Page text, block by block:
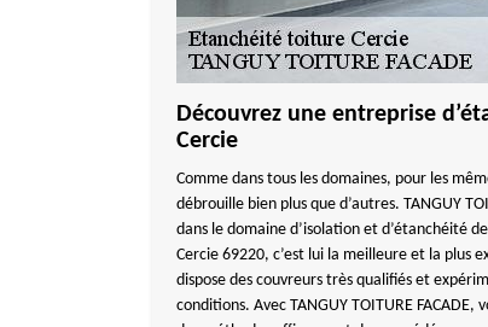
Découvrez une entreprise
Cercie
Comme dans tous les domaines, pour les
débrouille bien plus que d’autres. TANGUY
dans le domaine d’isolation et d’étanchéité
Cercie 69220, c’est lui la meilleure et la plus
dispose des couvreurs très qualifiés et
conditions. Avec TANGUY TOITURE